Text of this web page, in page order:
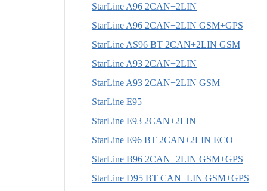
StarLine A96 2CAN+2LIN
StarLine A96 2CAN+2LIN GSM+GPS
StarLine AS96 BT 2CAN+2LIN GSM
StarLine A93 2CAN+2LIN
StarLine A93 2CAN+2LIN GSM
StarLine E95
StarLine E93 2CAN+2LIN
StarLine E96 BT 2CAN+2LIN ECO
StarLine B96 2CAN+2LIN GSM+GPS
StarLine D95 BT CAN+LIN GSM+GPS